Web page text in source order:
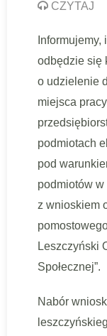
CZYTAJ
odbędzie się
o udzielenie
miejsca
podmiotach
pod
podmiotów w
z wnioskiem
Leszczyński
Społecznej”.
Nabór